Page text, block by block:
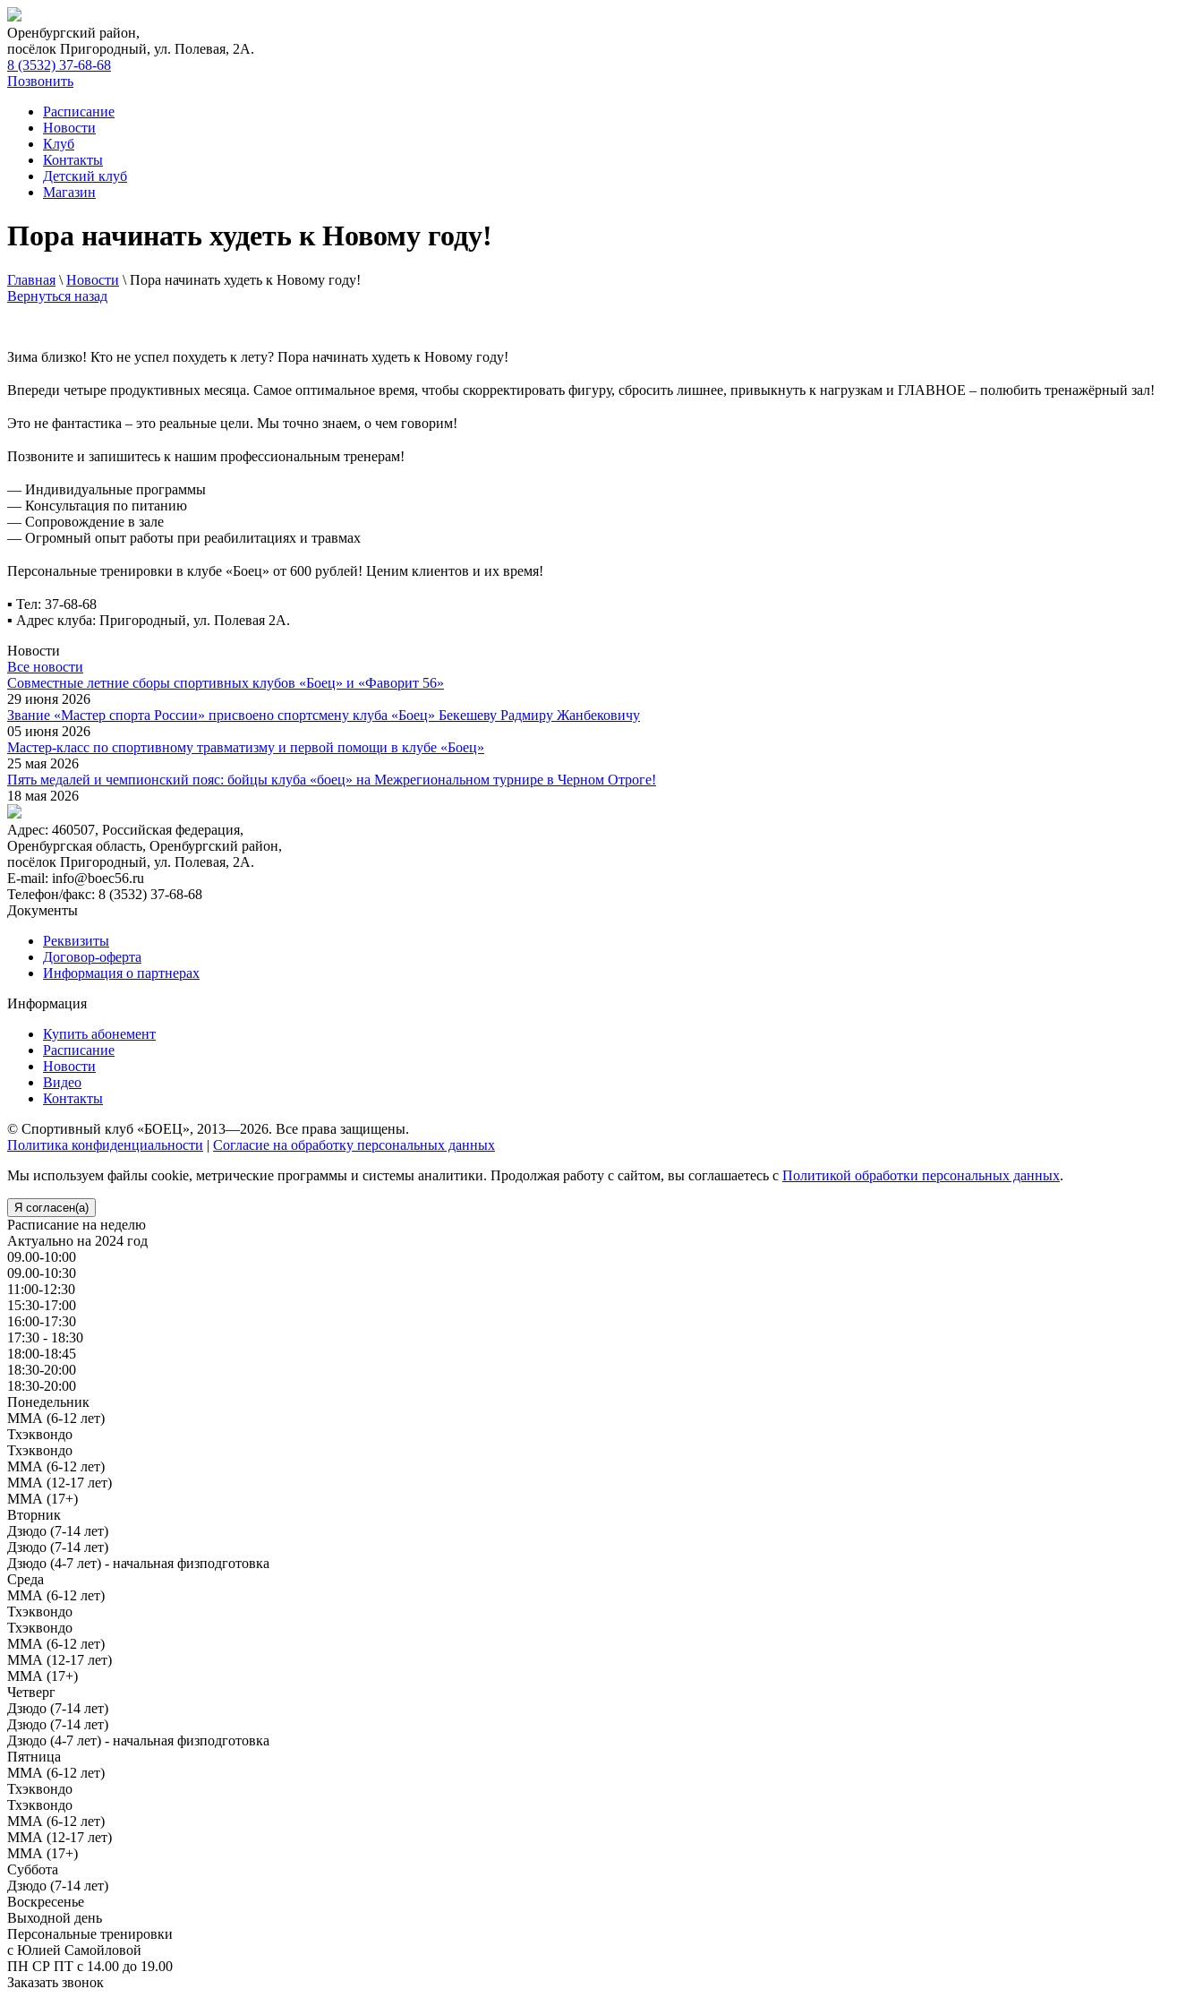
Оренбургский район,
посёлок Пригородный, ул. Полевая, 2А.
8 (3532) 37-68-68
Позвонить
Расписание
Новости
Клуб
Контакты
Детский клуб
Магазин
Пора начинать худеть к Новому году!
Главная \ Новости \ Пора начинать худеть к Новому году!
Вернуться назад
Зима близко! Кто не успел похудеть к лету? Пора начинать худеть к Новому году!
Впереди четыре продуктивных месяца. Самое оптимальное время, чтобы скорректировать фигуру, сбросить лишнее, привыкнуть к нагрузкам и ГЛАВНОЕ – полюбить тренажёрный зал!
Это не фантастика – это реальные цели. Мы точно знаем, о чем говорим!
Позвоните и запишитесь к нашим профессиональным тренерам!
— Индивидуальные программы
— Консультация по питанию
— Сопровождение в зале
— Огромный опыт работы при реабилитациях и травмах
Персональные тренировки в клубе «Боец» от 600 рублей! Ценим клиентов и их время!
▪ Тел: 37-68-68
▪ Адрес клуба: Пригородный, ул. Полевая 2А.
Новости
Все новости
Cовместные летние сборы спортивных клубов «Боец» и «Фаворит 56»
29 июня 2026
Звание «Мастер спорта России» присвоено спортсмену клуба «Боец» Бекешеву Радмиру Жанбековичу
05 июня 2026
Мастер-класс по спортивному травматизму и первой помощи в клубе «Боец»
25 мая 2026
Пять медалей и чемпионский пояс: бойцы клуба «боец» на Межрегиональном турнире в Черном Отроге!
18 мая 2026
Адрес: 460507, Российская федерация,
Оренбургская область, Оренбургский район,
посёлок Пригородный, ул. Полевая, 2А.
E-mail: info@boec56.ru
Телефон/факс: 8 (3532) 37-68-68
Документы
Реквизиты
Договор-оферта
Информация о партнерах
Информация
Купить абонемент
Расписание
Новости
Видео
Контакты
© Спортивный клуб «БОЕЦ», 2013—2026. Все права защищены.
Политика конфиденциальности | Согласие на обработку персональных данных
Мы используем файлы cookie, метрические программы и системы аналитики. Продолжая работу с сайтом, вы соглашаетесь с Политикой обработки персональных данных.
Я согласен(а)
Расписание на неделю
Актуально на 2024 год
09.00-10:00
09.00-10:30
11:00-12:30
15:30-17:00
16:00-17:30
17:30 - 18:30
18:00-18:45
18:30-20:00
18:30-20:00
Понедельник
ММА (6-12 лет)
Тхэквондо
Тхэквондо
ММА (6-12 лет)
ММА (12-17 лет)
ММА (17+)
Вторник
Дзюдо (7-14 лет)
Дзюдо (7-14 лет)
Дзюдо (4-7 лет) - начальная физподготовка
Среда
ММА (6-12 лет)
Тхэквондо
Тхэквондо
ММА (6-12 лет)
ММА (12-17 лет)
ММА (17+)
Четверг
Дзюдо (7-14 лет)
Дзюдо (7-14 лет)
Дзюдо (4-7 лет) - начальная физподготовка
Пятница
ММА (6-12 лет)
Тхэквондо
Тхэквондо
ММА (6-12 лет)
ММА (12-17 лет)
ММА (17+)
Суббота
Дзюдо (7-14 лет)
Воскресенье
Выходной день
Персональные тренировки
с Юлией Самойловой
ПН СР ПТ с 14.00 до 19.00
Заказать звонок